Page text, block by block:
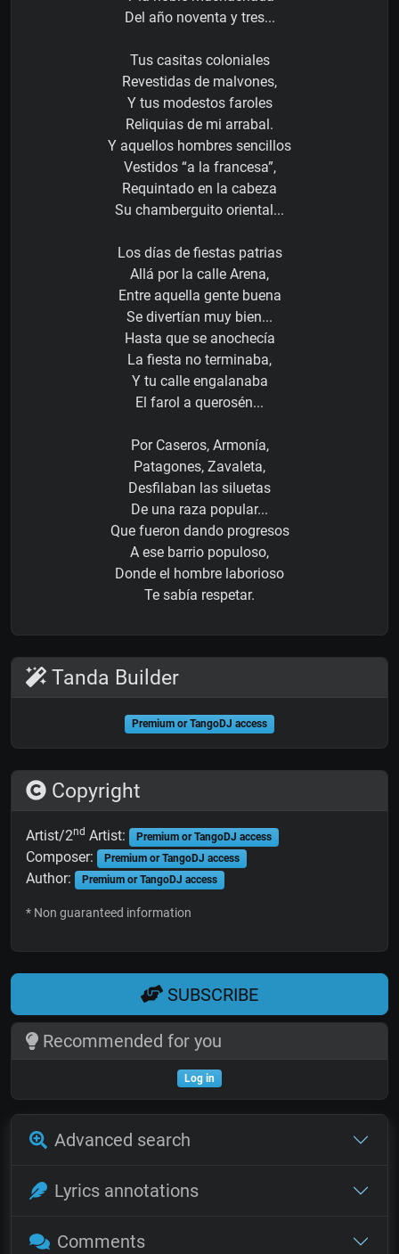
Del año noventa y tres...
Tus casitas coloniales
Revestidas de malvones,
Y tus modestos faroles
Reliquias de mi arrabal.
Y aquellos hombres sencillos
Vestidos “a la francesa”,
Requintado en la cabeza
Su chamberguito oriental...
Los días de fiestas patrias
Allá por la calle Arena,
Entre aquella gente buena
Se divertían muy bien...
Hasta que se anochecía
La fiesta no terminaba,
Y tu calle engalanaba
El farol a querosén...
Por Caseros, Armonía,
Patagones, Zavaleta,
Desfilaban las siluetas
De una raza popular...
Que fueron dando progresos
A ese barrio populoso,
Donde el hombre laborioso
Te sabía respetar.
Tanda Builder
Premium or TangoDJ access
Copyright
Artist/2nd Artist: Premium or TangoDJ access
Composer: Premium or TangoDJ access
Author: Premium or TangoDJ access
* Non guaranteed information
SUBSCRIBE
Recommended for you
Log in
Advanced search
Lyrics annotations
Comments